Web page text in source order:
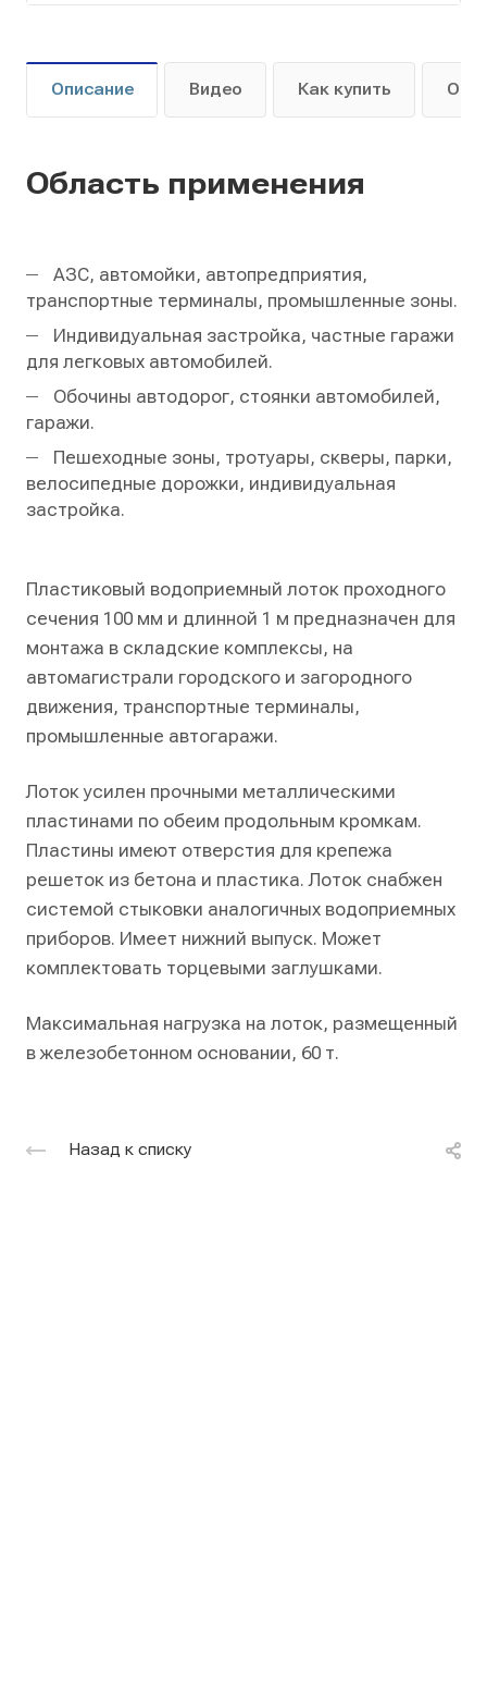
Описание Видео Как купить
Область применения
АЗС, автомойки, автопредприятия,
транспортные терминалы, промышленные зоны.
Индивидуальная застройка, частные гаражи
для легковых автомобилей.
Обочины автодорог, стоянки автомобилей,
гаражи.
Пешеходные зоны, тротуары, скверы, парки,
велосипедные дорожки, индивидуальная
застройка.
Пластиковый водоприемный лоток проходного
сечения 100 мм и длинной 1 м предназначен для
монтажа в складские комплексы, на
автомагистрали городского и загородного
движения, транспортные терминалы,
промышленные автогаражи.
Лоток усилен прочными металлическими
пластинами по обеим продольным кромкам.
Пластины имеют отверстия для крепежа
решеток из бетона и пластика. Лоток снабжен
системой стыковки аналогичных водоприемных
приборов. Имеет нижний выпуск. Может
комплектовать торцевыми заглушками.
Максимальная нагрузка на лоток, размещенный
в железобетонном основании, 60 т.
Назад к списку